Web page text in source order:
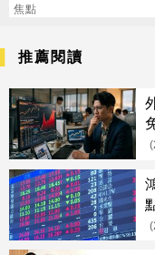
項值得的投資
焦點
推薦閱讀